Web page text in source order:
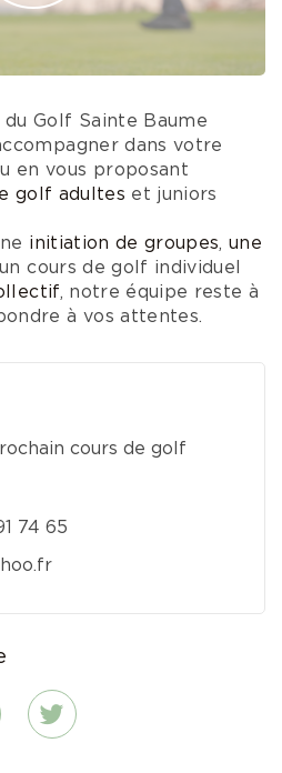
du Golf Sainte Baume
dans votre
en vous proposant
golf adultes et juniors
initiation de groupes, une
cours de golf individuel
, notre équipe reste à
à vos attentes.
cours de golf
74 65
Twitter